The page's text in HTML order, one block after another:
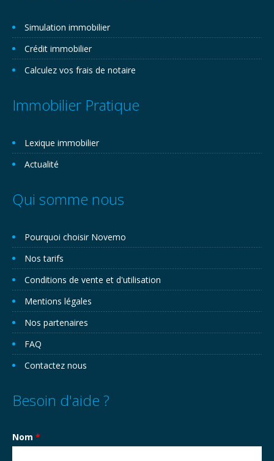
Simulation immobilier
Crédit immobilier
Calculez vos frais de notaire
Immobilier Pratique
Lexique immobilier
Actualité
Qui somme nous
Pourquoi choisir Novemo
Nos tarifs
Conditions de vente et d'utilisation
Mentions légales
Nos partenaires
FAQ
Contactez nous
Besoin d'aide ?
Nom *